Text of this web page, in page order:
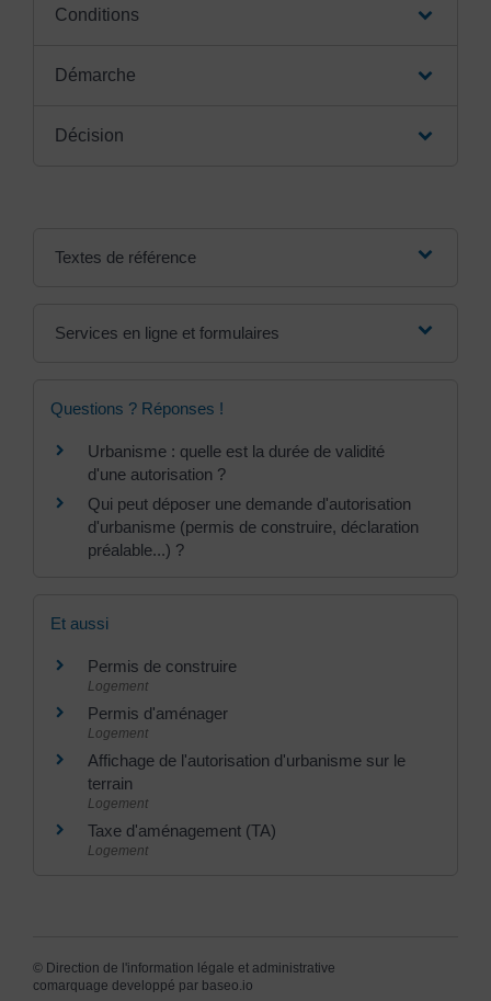
Conditions
Démarche
Décision
Textes de référence
Services en ligne et formulaires
Questions ? Réponses !
Urbanisme : quelle est la durée de validité
d'une autorisation ?
Qui peut déposer une demande d'autorisation
d'urbanisme (permis de construire, déclaration
préalable...) ?
Et aussi
Permis de construire
Logement
Permis d'aménager
Logement
Affichage de l'autorisation d'urbanisme sur le
terrain
Logement
Taxe d'aménagement (TA)
Logement
© Direction de l'information légale et administrative
comarquage developpé par baseo.io